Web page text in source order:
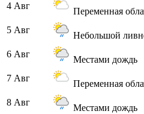
4 Авг
Переменная
5 Авг
Небольшой
6 Авг
Местами дождь
7 Авг
Переменная
8 Авг
Местами дождь